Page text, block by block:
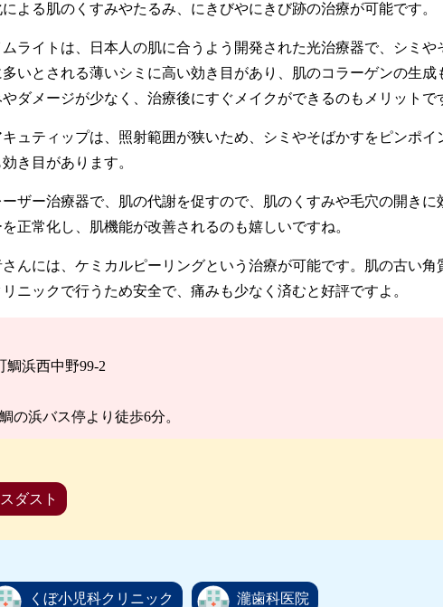
よる肌のくすみやたるみ、にきびやにきび跡の治療が可能です。
ライトは、日本人の肌に合うよう開発された光治療器で、シミや
いとされる薄いシミに高い効き目があり、肌のコラーゲンの生
ダメージが少なく、治療後にすぐメイクができるのもメリットで
ュティップは、照射範囲が狭いため、シミやそばかすをピンポイ
き目があります。
ザー治療器で、肌の代謝を促すので、肌のくすみや毛穴の開き
正常化し、肌機能が改善されるのも嬉しいですね。
んには、ケミカルピーリングという治療が可能です。肌の古い角
ニックで行うため安全で、痛みも少なく済むと好評ですよ。
鯛浜西中野99-2
の浜バス停より徒歩6分。
ダスト
くぼ小児科クリニック 瀧歯科医院